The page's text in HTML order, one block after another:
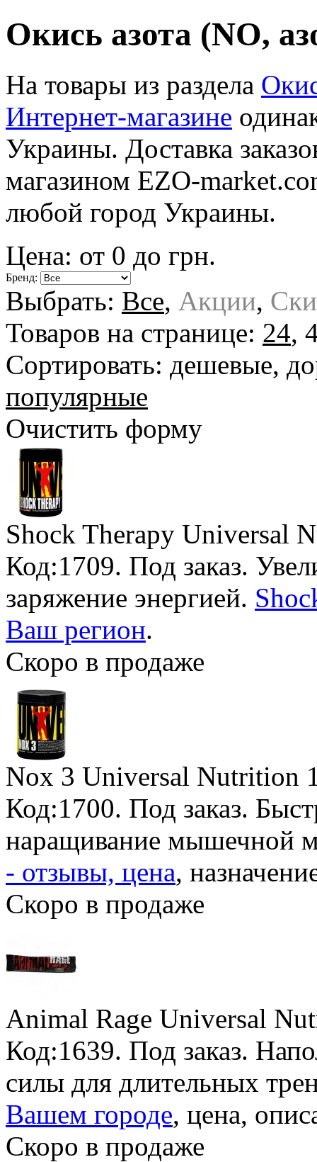
Окись азота (NO,
На товары из раздела
Интернет-магазине
Украины. Доставка
магазином EZO-
любой город Украины.
Цена: от 0 до грн.
Бренд:
Выбрать: Все, Акции,
Товаров на странице: 24,
Сортировать: дешевые,
популярные
Очистить форму
Shock Therapy Universal
Код:1709. Под заказ.
заряжение энергией.
Ваш регион.
Скоро в продаже
Nox 3 Universal Nutrition
Код:1700. Под заказ.
наращивание мышечной
- отзывы, цена,
Скоро в продаже
Animal Rage Universal
Код:1639. Под заказ.
силы для длительных
Вашем городе, цена,
Скоро в продаже